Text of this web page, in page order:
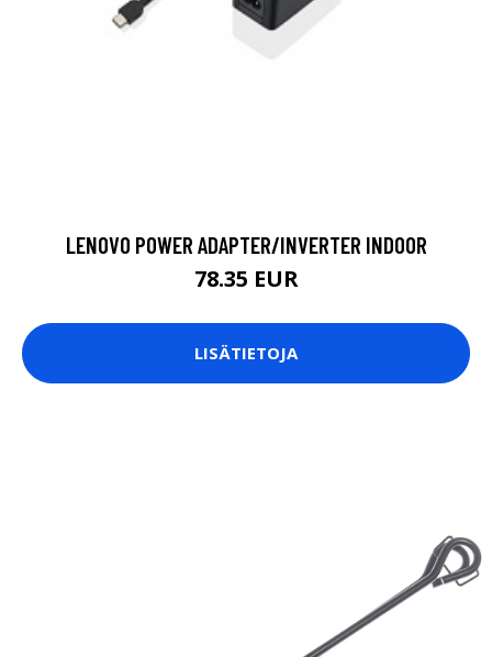
LENOVO POWER ADAPTER/INVERTER INDOOR
78.35 EUR
LISÄTIETOJA